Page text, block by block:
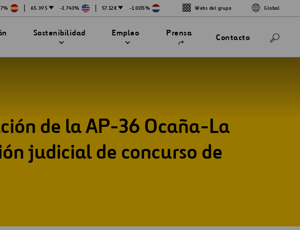
| 65.39$ -1.743% | 57.12€ -1.005% Webs del grupo Global
Sostenibilidad Empleo
Abrir
nueva
Prensa Contacto
de la AP-36 Ocaña-La
judicial de concurso de